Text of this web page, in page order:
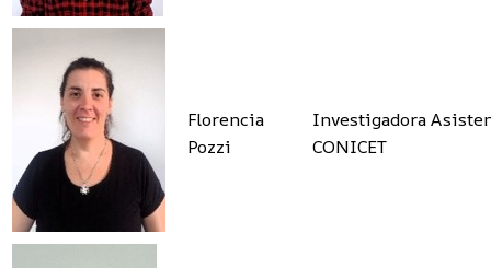
Florencia
Pozzi
Investigadora
CONICET